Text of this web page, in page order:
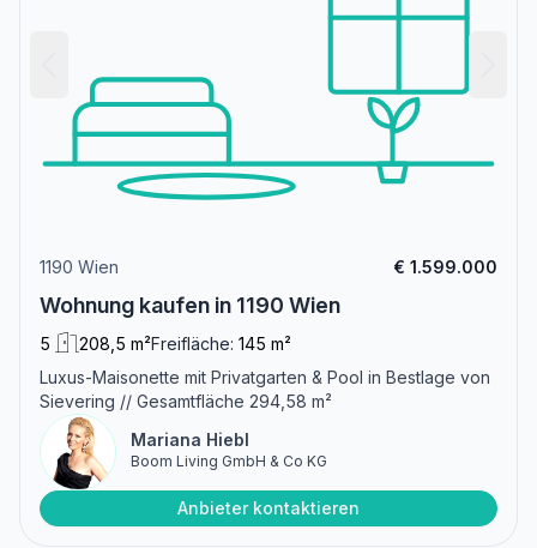
1190 Wien € 1.599.000
Wohnung kaufen in 1190 Wien
5 208,5 m²Freifläche: 145 m²
Luxus-Maisonette mit Privatgarten & Pool in Bestlage von
Sievering // Gesamtfläche 294,58 m²
Mariana Hiebl
Boom Living GmbH & Co KG
Anbieter kontaktieren